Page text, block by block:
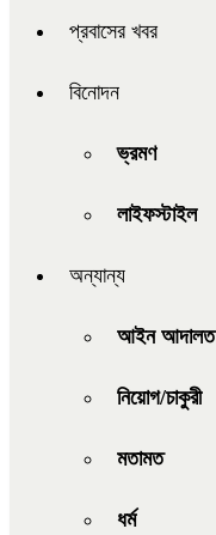
প্রবাসের খবর
বিনোদন
ভ্রমণ
লাইফস্টাইল
অন্যান্য
আইন আদালত
নিয়োগ/চাকুরী
মতামত
ধর্ম